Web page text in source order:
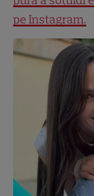
pe Instagram.